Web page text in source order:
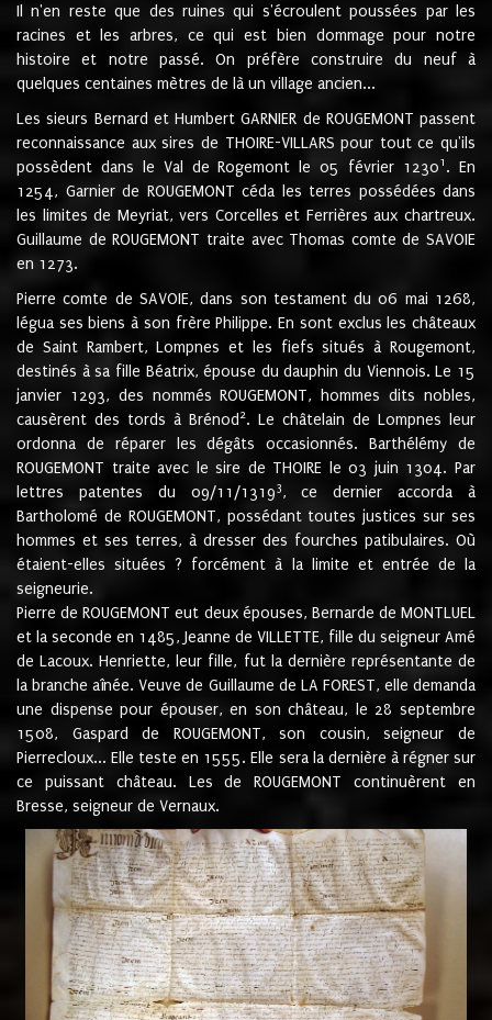
Il n'en reste que des ruines qui s'écroulent poussées par les
racines et les arbres, ce qui est bien dommage pour notre
histoire et notre passé. On préfère construire du neuf à
quelques centaines mètres de là un village ancien...
Les sieurs Bernard et Humbert GARNIER de ROUGEMONT passent
reconnaissance aux sires de THOIRE-VILLARS pour tout ce qu'ils
possèdent dans le Val de Rogemont le 05 février 12301 . En
1254, Garnier de ROUGEMONT céda les terres possédées dans
les limites de Meyriat, vers Corcelles et Ferrières aux chartreux.
Guillaume de ROUGEMONT traite avec Thomas comte de SAVOIE
en 1273.
Pierre comte de SAVOIE, dans son testament du 06 mai 1268,
légua ses biens à son frère Philippe. En sont exclus les châteaux
de Saint Rambert, Lompnes et les fiefs situés à Rougemont,
destinés à sa fille Béatrix, épouse du dauphin du Viennois. Le 15
janvier 1293, des nommés ROUGEMONT, hommes dits nobles,
causèrent des tords à Brénod 2. Le châtelain de Lompnes leur
ordonna de réparer les dégâts occasionnés. Barthélémy de
ROUGEMONT traite avec le sire de THOIRE le 03 juin 1304. Par
lettres patentes du 09/11/13193, ce dernier accorda à
Bartholomé de ROUGEMONT, possédant toutes justices sur ses
hommes et ses terres, à dresser des fourches patibulaires. Où
étaient-elles situées ? forcément à la limite et entrée de la
seigneurie.
Pierre de ROUGEMONT eut deux épouses, Bernarde de MONTLUEL
et la seconde en 1485, Jeanne de VILLETTE, fille du seigneur Amé
de Lacoux. Henriette, leur fille, fut la dernière représentante de
la branche aînée. Veuve de Guillaume de LA FOREST, elle demanda
une dispense pour épouser, en son château, le 28 septembre
1508, Gaspard de ROUGEMONT, son cousin, seigneur de
Pierrecloux... Elle teste en 1555. Elle sera la dernière à régner sur
ce puissant château. Les de ROUGEMONT continuèrent en
Bresse, seigneur de Vernaux.